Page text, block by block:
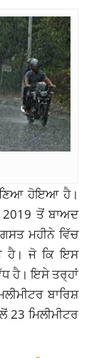
ਹੋਇਆ ਹੈ।
ਤੋਂ ਬਾਅਦ
ਮਹੀਨੇ ਵਿੱਚ
ਹੈ। ਜੋ ਕਿ ਇਸ
ਹੈ। ਇਸੇ ਤਰ੍ਹਾਂ
ਬਾਰਿਸ਼
ਮਿਲੀਮੀਟਰ